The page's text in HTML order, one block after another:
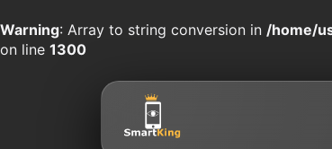
Warning: Array to string conversion in /home/
on line 1300